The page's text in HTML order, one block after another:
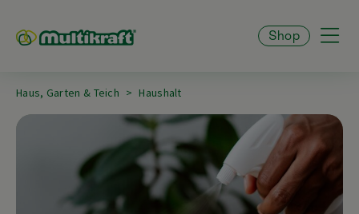
Shop
Haus, Garten & Teich Haushalt